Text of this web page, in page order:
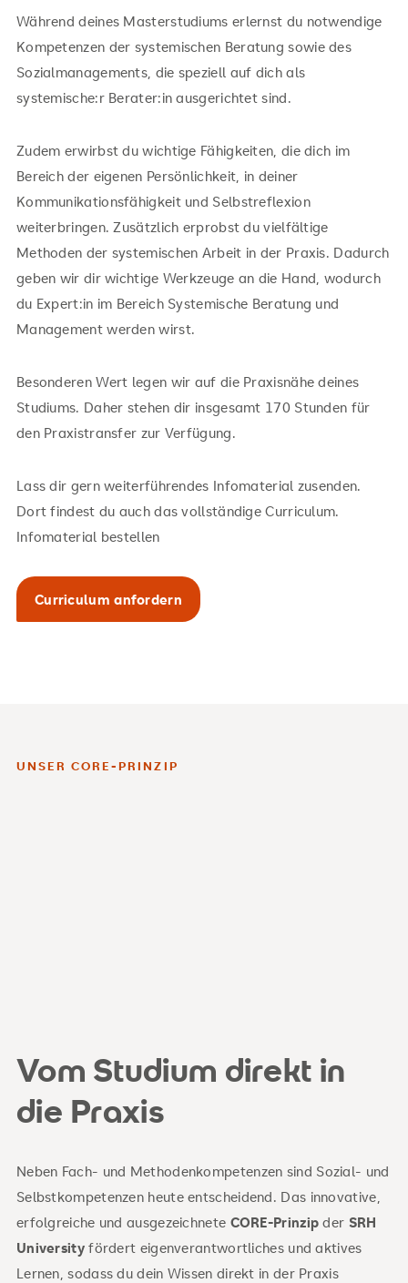
Während deines Masterstudiums erlernst du notwendige
Kompetenzen der systemischen Beratung sowie des
Sozialmanagements, die speziell auf dich als
systemische:r Berater:in ausgerichtet sind.
Zudem erwirbst du wichtige Fähigkeiten, die dich im
Bereich der eigenen Persönlichkeit, in deiner
Kommunikationsfähigkeit und Selbstreflexion
weiterbringen. Zusätzlich erprobst du vielfältige
Methoden der systemischen Arbeit in der Praxis. Dadurch
geben wir dir wichtige Werkzeuge an die Hand, wodurch
du Expert:in im Bereich Systemische Beratung und
Management werden wirst.
Besonderen Wert legen wir auf die Praxisnähe deines
Studiums. Daher stehen dir insgesamt 170 Stunden für
den Praxistransfer zur Verfügung.
Lass dir gern weiterführendes Infomaterial zusenden.
Dort findest du auch das vollständige Curriculum.
Infomaterial bestellen
Curriculum anfordern
UNSER CORE-PRINZIP
Vom Studium direkt in
die Praxis
Neben Fach- und Methodenkompetenzen sind Sozial- und
Selbstkompetenzen heute entscheidend. Das innovative,
erfolgreiche und ausgezeichnete CORE-Prinzip der SRH
Universityfördert eigenverantwortliches und aktives
Lernen, sodass du dein Wissen direkt in der Praxis